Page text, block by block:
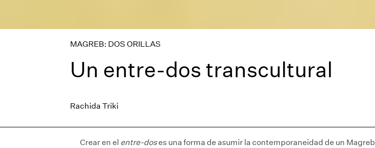
MAGREB: DOS ORILLAS
Un entre-dos transcultural
Rachida Triki
Crear en el entre-doses una forma de asumir la contemporaneidad de un Magreb